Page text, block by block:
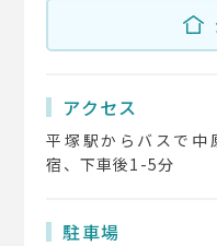
アクセス
平塚駅からバスで中
宿、下車後1-5分
駐車場